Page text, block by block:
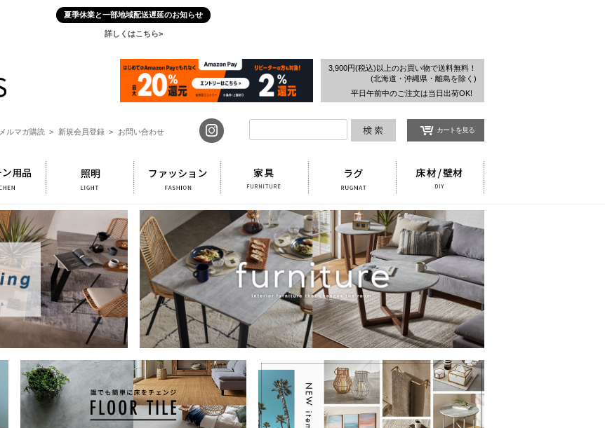
夏季休業と一部地域配送遅延のお知らせ
詳しくはこちら>
3,900円(税込)以上のお買い物で送料無料！
(北海道・沖縄県・離島を除く)
平日午前中のご注文は当日出荷OK!
カートを見る
メルマガ購読 > 新規会員登録 > お問い合わせ
検索